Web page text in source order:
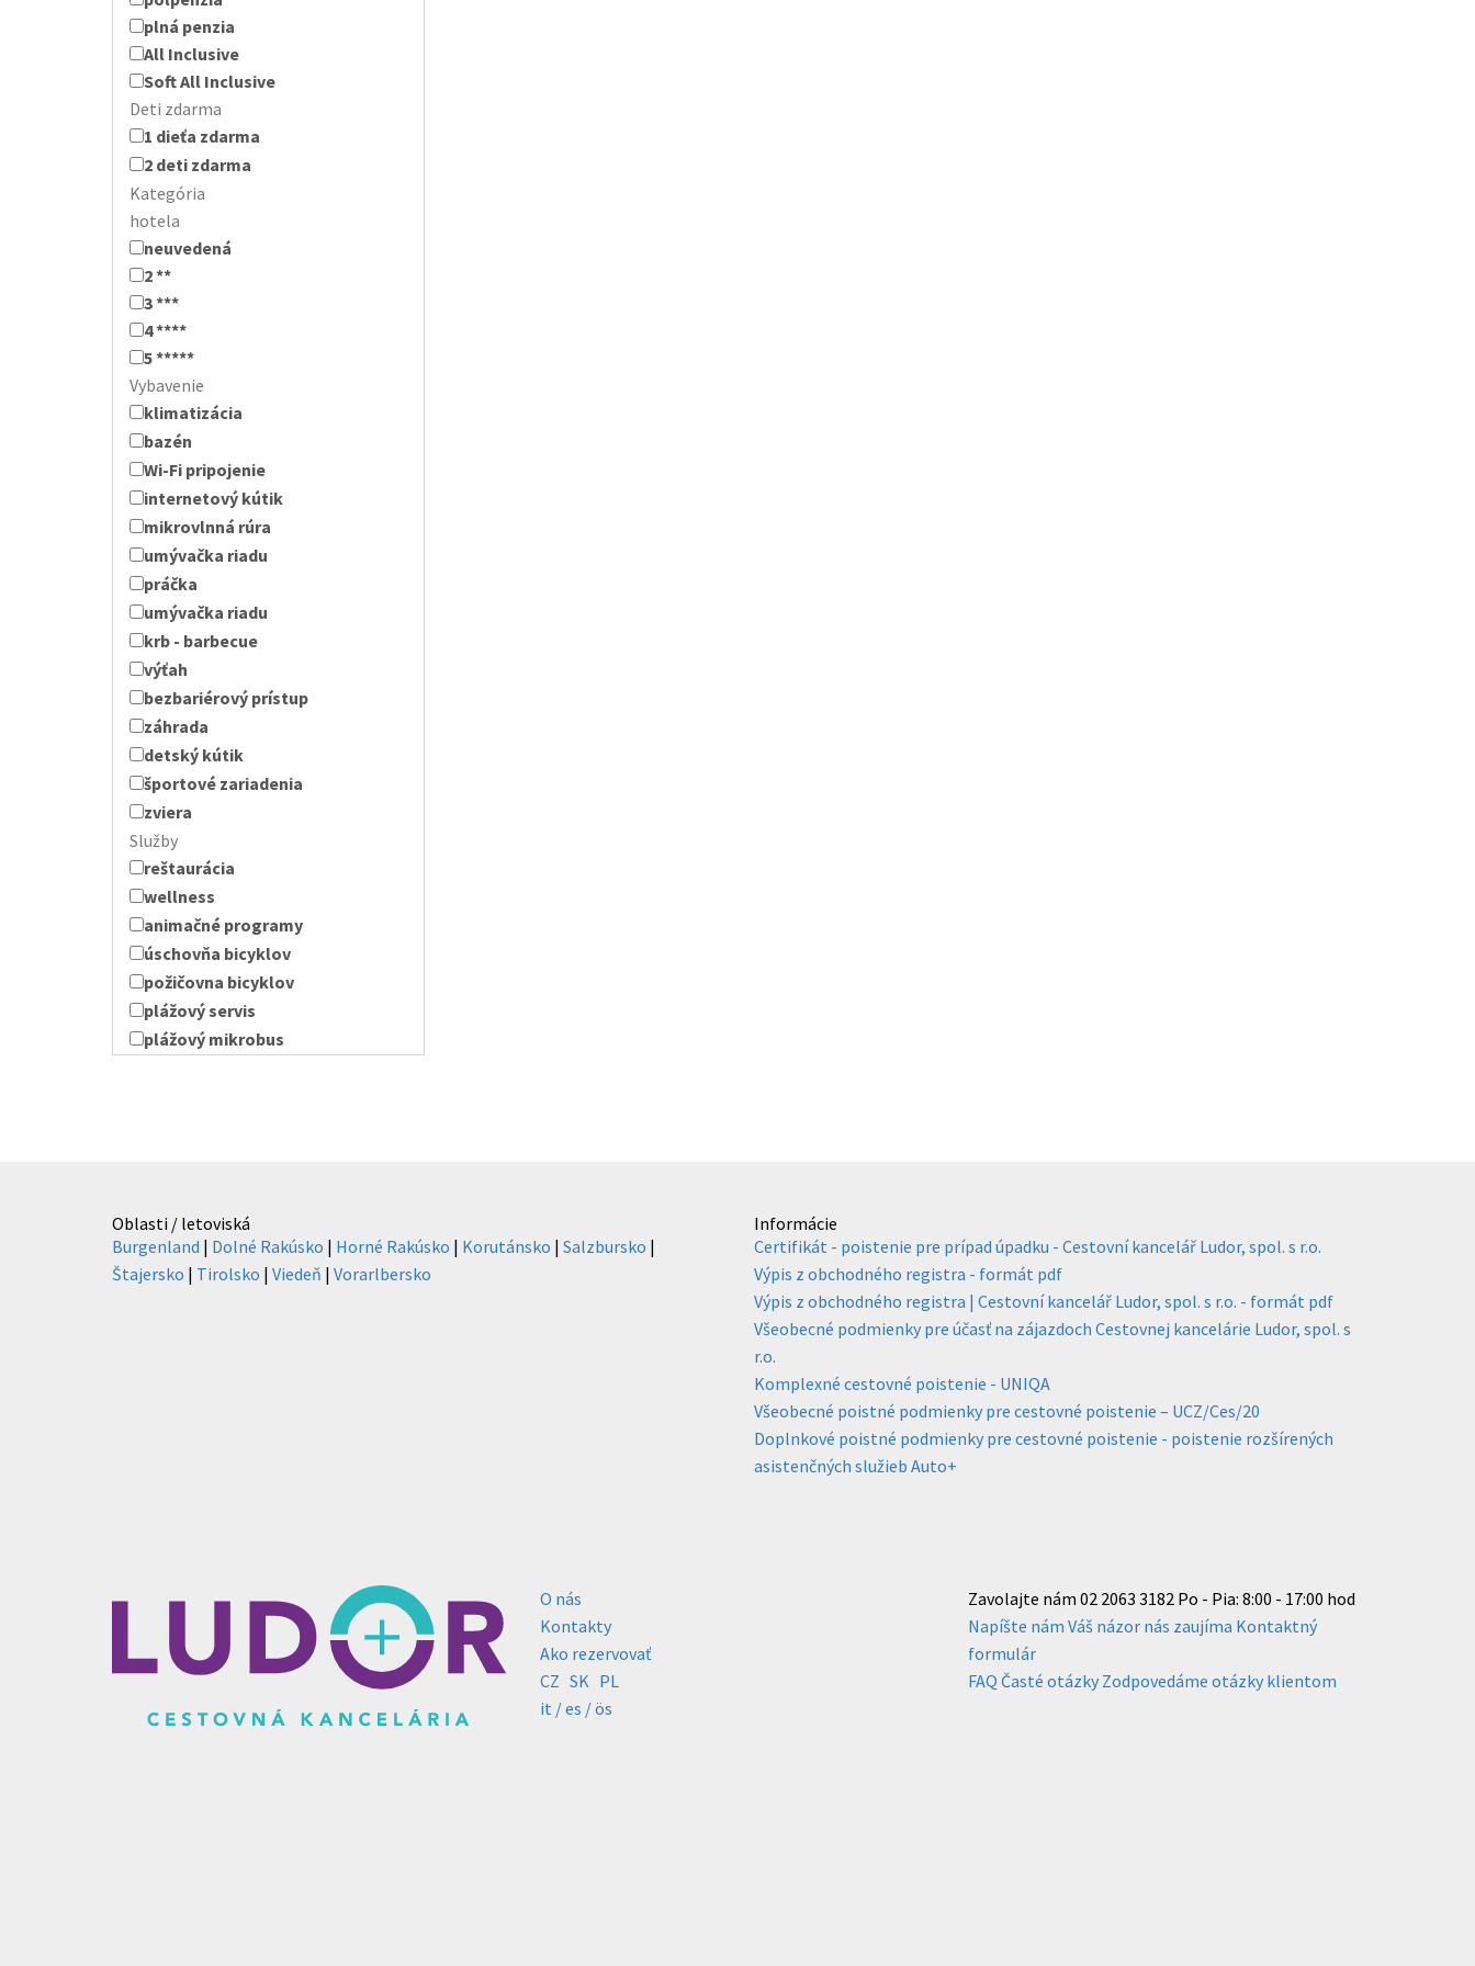
plná penzia
All Inclusive
Soft All Inclusive
Deti zdarma
1 dieťa zdarma
2 deti zdarma
Kategória
hotela
neuvedená
2 **
3 ***
4 ****
5 *****
Vybavenie
klimatizácia
bazén
Wi-Fi pripojenie
internetový kútik
mikrovlnná rúra
umývačka riadu
práčka
umývačka riadu
krb - barbecue
výťah
bezbariérový prístup
záhrada
detský kútik
športové zariadenia
zviera
Služby
reštaurácia
wellness
animačné programy
úschovňa bicyklov
požičovna bicyklov
plážový servis
plážový mikrobus
Oblasti / letoviská
Burgenland | Dolné Rakúsko | Horné Rakúsko | Korutánsko | Salzbursko |
Štajersko | Tirolsko | Viedeň | Vorarlbersko
Informácie
Certifikát - poistenie pre prípad úpadku - Cestovní kancelář Ludor, spol. s r.o.
Výpis z obchodného registra - formát pdf
Výpis z obchodného registra | Cestovní kancelář Ludor, spol. s r.o. - formát pdf
Všeobecné podmienky pre účasť na zájazdoch Cestovnej kancelárie Ludor, spol. s
r.o.
Komplexné cestovné poistenie - UNIQA
Všeobecné poistné podmienky pre cestovné poistenie – UCZ/Ces/20
Doplnkové poistné podmienky pre cestovné poistenie - poistenie rozšírených
asistenčných služieb Auto+
O nás
Kontakty
Ako rezervovať
CZ SK PL
it /es / ös
Zavolajte nám 02 2063 3182 Po - Pia: 8:00 - 17:00 hod
Napíšte nám Váš názor nás zaujíma Kontaktný
formulár
FAQ Časté otázky Zodpovedáme otázky klientom